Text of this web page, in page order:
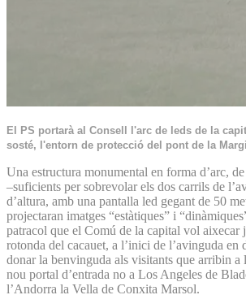
El PS portarà al Consell l'arc de leds de la
sosté, l'entorn de protecció del pont de la
Una estructura monumental en forma d’arc,
–suficients per sobrevolar els dos carrils de
d’altura, amb una pantalla led gegant de 50
projectaran imatges “estàtiques” i
patracol que el Comú de la capital vol aixecar
rotonda del cacauet, a l’inici de l’avinguda en
donar la benvinguda als visitants que arribin a
nou portal d’entrada no a Los Angeles de
l’Andorra la Vella de Conxita Marsol.